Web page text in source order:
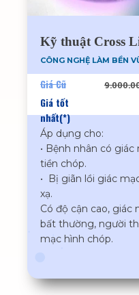
Kỹ thuật Cross
CÔNG NGHỆ LÀM BỀN
Áp dụng cho:
• Bệnh nhân có
tiền chóp.
• Bị giãn lồi giác
xạ.
Có độ cận cao,
bất thường, người
mạc hình chóp.
Giá tốt
nhất(*)
Giá Cũ